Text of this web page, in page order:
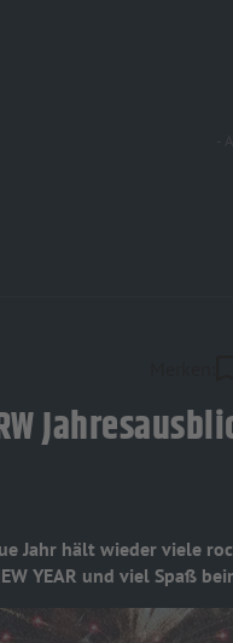
Jahr hält wieder viele
YEAR und viel Spaß